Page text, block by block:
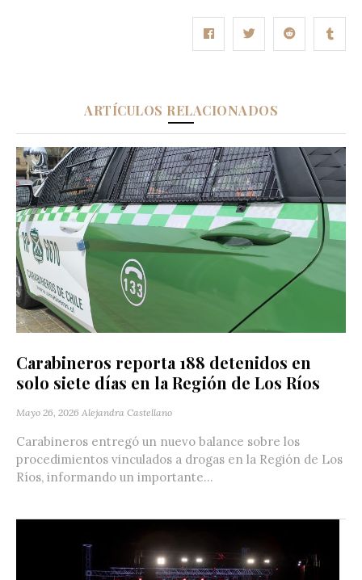
ARTÍCULOS RELACIONADOS
Carabineros reporta 188 detenidos en
solo siete días en la Región de Los Ríos
Mayo 26, 2026 Alejandra Castellano
Carabineros entregó un nuevo balance sobre los
procedimientos vinculados a drogas en la Región de Los
Ríos, informando un importante...